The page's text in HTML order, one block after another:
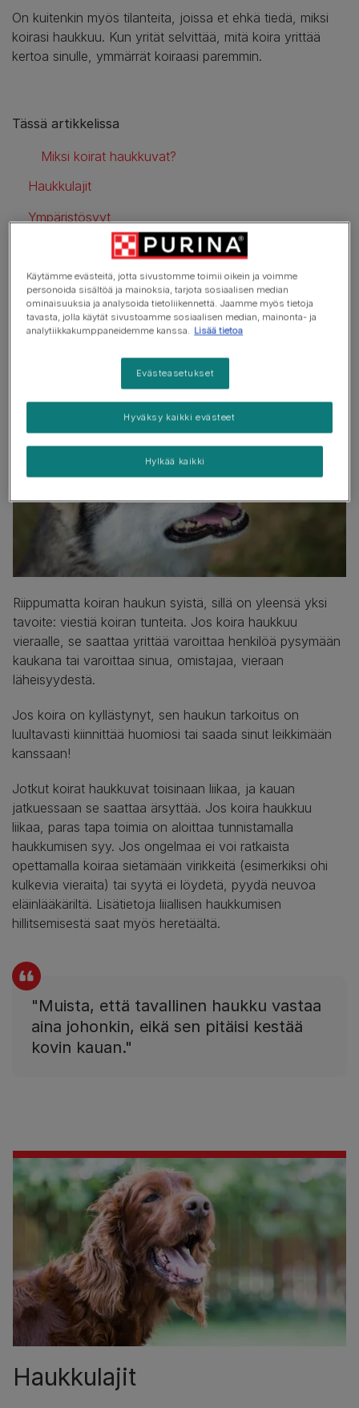
On kuitenkin myös tilanteita, joissa et ehkä tiedä, miksi
koirasi haukkuu. Kun yrität selvittää, mitä koira yrittää
kertoa sinulle, ymmärrät koiraasi paremmin.
Tässä artikkelissa
Miksi koirat haukkuvat?
Haukkulajit
Ympäristösyyt
Fyysinen
Riippumatta koiran haukun syistä, sillä on yleensä yksi
tavoite: viestiä koiran tunteita. Jos koira haukkuu
vieraalle, se saattaa yrittää varoittaa henkilöä pysymään
kaukana tai varoittaa sinua, omistajaa, vieraan
läheisyydestä.
Jos koira on kyllästynyt, sen haukun tarkoitus on
luultavasti kiinnittää huomiosi tai saada sinut leikkimään
kanssaan!
Jotkut koirat haukkuvat toisinaan liikaa, ja kauan
jatkuessaan se saattaa ärsyttää. Jos koira haukkuu
liikaa, paras tapa toimia on aloittaa tunnistamalla
haukkumisen syy. Jos ongelmaa ei voi ratkaista
opettamalla koiraa sietämään virikkeitä (esimerkiksi ohi
kulkevia vieraita) tai syytä ei löydetä, pyydä neuvoa
eläinlääkäriltä. Lisätietoja liiallisen haukkumisen
hillitsemisestä saat myös heretäältä.
"Muista, että tavallinen haukku vastaa
aina johonkin, eikä sen pitäisi kestää
kovin kauan."
Haukkulajit
Käytämme evästeitä, jotta sivustomme toimii oikein ja voimme
personoida sisältöä ja mainoksia, tarjota sosiaalisen median
ominaisuuksia ja analysoida tietoliikennettä. Jaamme myös tietoja
tavasta, jolla käytät sivustoamme sosiaalisen median, mainonta- ja
analytiikkakumppaneidemme kanssa. Lisää tietoa
Evästeasetukset
Hylkää kaikki
Hyväksy kaikki evästeet